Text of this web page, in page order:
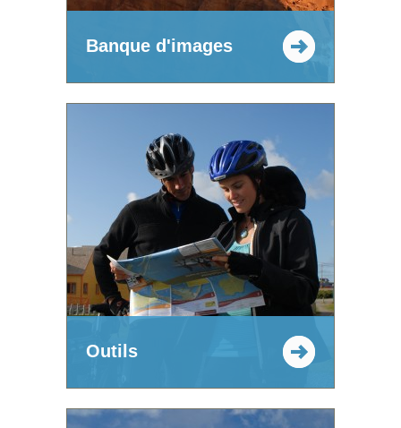
Banque d'images
Outils